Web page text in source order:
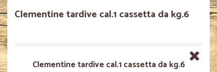
Clementine tardive cal.1 cassetta da kg.6
Clementine tardive cal.1 cassetta da kg.6